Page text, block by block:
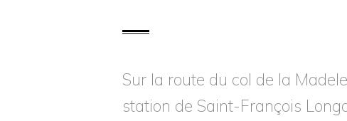
Sur la route du col de la
station de Saint-François